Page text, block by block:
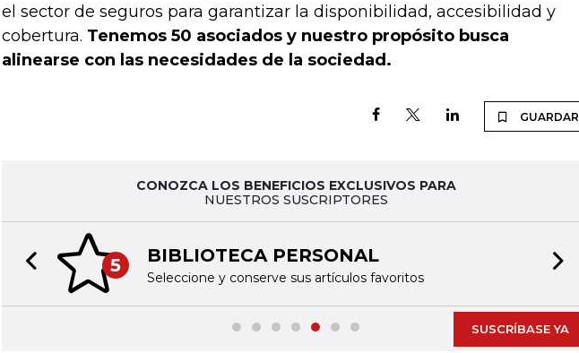
el sector de seguros para garantizar la disponibilidad, accesibilidad y
cobertura. Tenemos 50 asociados y nuestro propósito busca
alinearse con las necesidades de la sociedad.
GUARDAR
CONOZCA LOS BENEFICIOS EXCLUSIVOS PARA
NUESTROS SUSCRIPTORES
5 BIBLIOTECA PERSONAL
Seleccione y conserve sus artículos favoritos
Previous slide
SUSCRÍBASE YA